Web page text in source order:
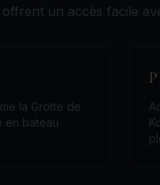
offrent un accès facile
la Grotte de
en bateau